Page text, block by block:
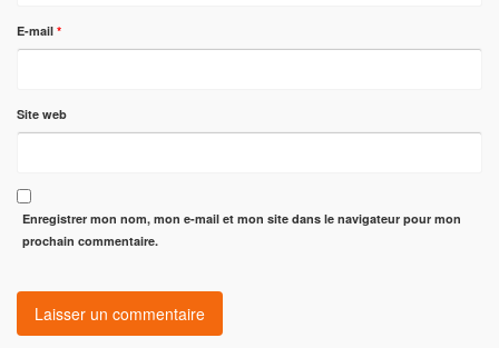
E-mail *
Site web
Enregistrer mon nom, mon e-mail et mon site dans le navigateur pour mon
prochain commentaire.